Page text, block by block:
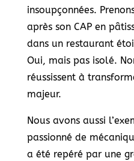
insoupçonnées.
après son CAP en
dans un restaurant
Oui, mais pas isolé.
réussissent à
majeur.
Nous avons aussi
passionné de
a été repéré par une